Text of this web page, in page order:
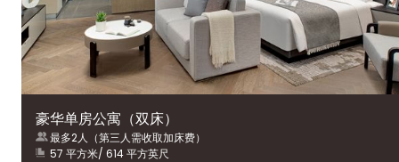
豪华单房公寓（双床）
最多2人（第三人需收取加床费）
57 平方米/ 614 平方英尺